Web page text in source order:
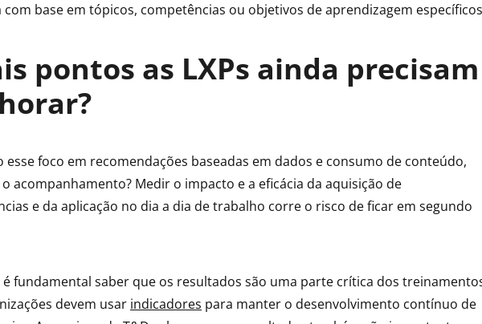
com base em tópicos, competências ou objetivos de aprendizagem
pontos as LXPs ainda precisam
esse foco em recomendações baseadas em dados e consumo de conteúdo,
acompanhamento? Medir o impacto e a eficácia da aquisição de
e da aplicação no dia a dia de trabalho corre o risco de ficar em segundo
é fundamental saber que os resultados são uma parte crítica dos
devem usar indicadores para manter o desenvolvimento contínuo de